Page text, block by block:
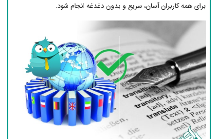
برای همه کاربران آسان، سریع و بدون دغدغه انجام شود.